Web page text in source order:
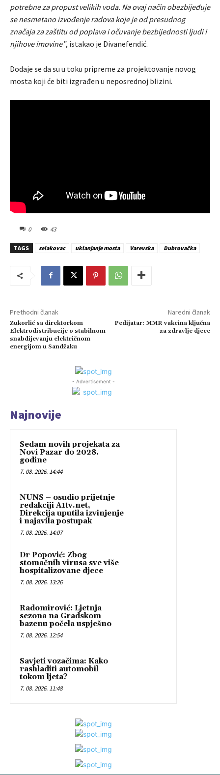
potrebne za propust velikih voda. Na ovaj način obezbijeđuje
se nesmetano izvođenje radova koje je od presudnog
značaja za zaštitu od poplava i očuvanje bezbijednosti ljudi i
njihove imovine”, istakao je Divanefendić.
Dodaje se da su u toku pripreme za projektovanje novog
mosta koji će biti izgrađen u neposrednoj blizini.
0 43
TAGS selakovac uklanjanje mosta Varevska Dubrovačka
Prethodni članak
Zukorlić sa direktorkom
Elektrodistribucije o stabilnom
snabdijevanju električnom
energijom u Sandžaku
Naredni članak
Pedijatar: MMR vakcina ključna
za zdravlje djece
- Advertisement -
Najnovije
Sedam novih projekata za
Novi Pazar do 2028.
godine
7. 08. 2026. 14:44
NUNS – osudio prijetnje
redakciji A1tv.net,
Direkcija uputila izvinjenje
i najavila postupak
7. 08. 2026. 14:07
Dr Popović: Zbog
stomačnih virusa sve više
hospitalizovane djece
7. 08. 2026. 13:26
Radomirović: Ljetnja
sezona na Gradskom
bazenu počela uspješno
7. 08. 2026. 12:54
Savjeti vozačima: Kako
rashladiti automobil
tokom ljeta?
7. 08. 2026. 11:48